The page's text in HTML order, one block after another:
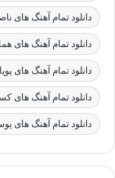
دانلود تمام آهنگ های
دانلود تمام آهنگ های
دانلود تمام آهنگ های
دانلود تمام آهنگ های
دانلود تمام آهنگ های